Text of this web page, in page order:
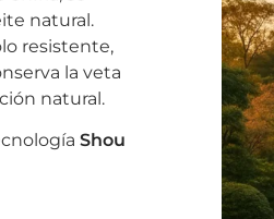
natural.
resistente,
la veta
natural.
Shou